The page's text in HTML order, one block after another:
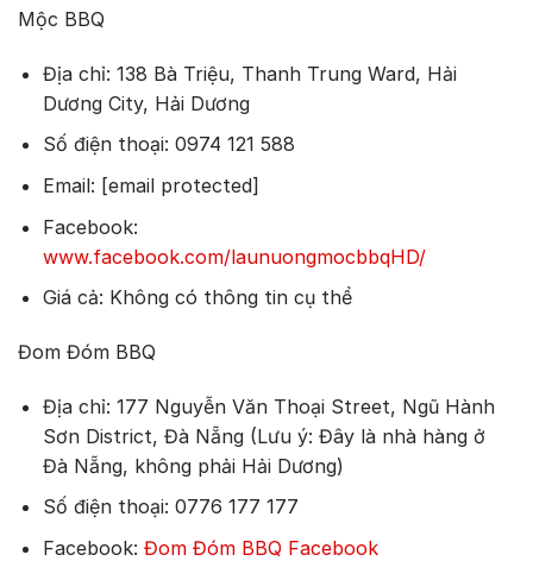
Mộc BBQ
Địa chỉ: 138 Bà Triệu, Thanh Trung Ward, Hải
Dương City, Hải Dương
Số điện thoại: 0974 121 588
Email: [email protected]
Facebook:
www.facebook.com/launuongmocbbqHD/
Giá cả: Không có thông tin cụ thể
Đom Đóm BBQ
Địa chỉ: 177 Nguyễn Văn Thoại Street, Ngũ Hành
Sơn District, Đà Nẵng (Lưu ý: Đây là nhà hàng ở
Đà Nẵng, không phải Hải Dương)
Số điện thoại: 0776 177 177
Facebook: Đom Đóm BBQ Facebook